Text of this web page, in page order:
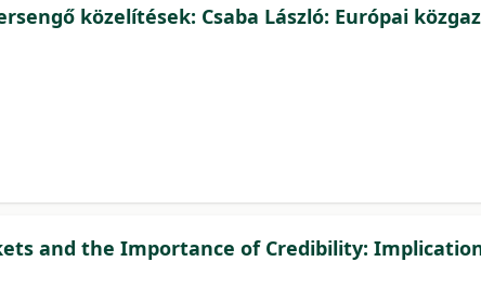
közelítések: Csaba László: Európai
and the Importance of Credibility: